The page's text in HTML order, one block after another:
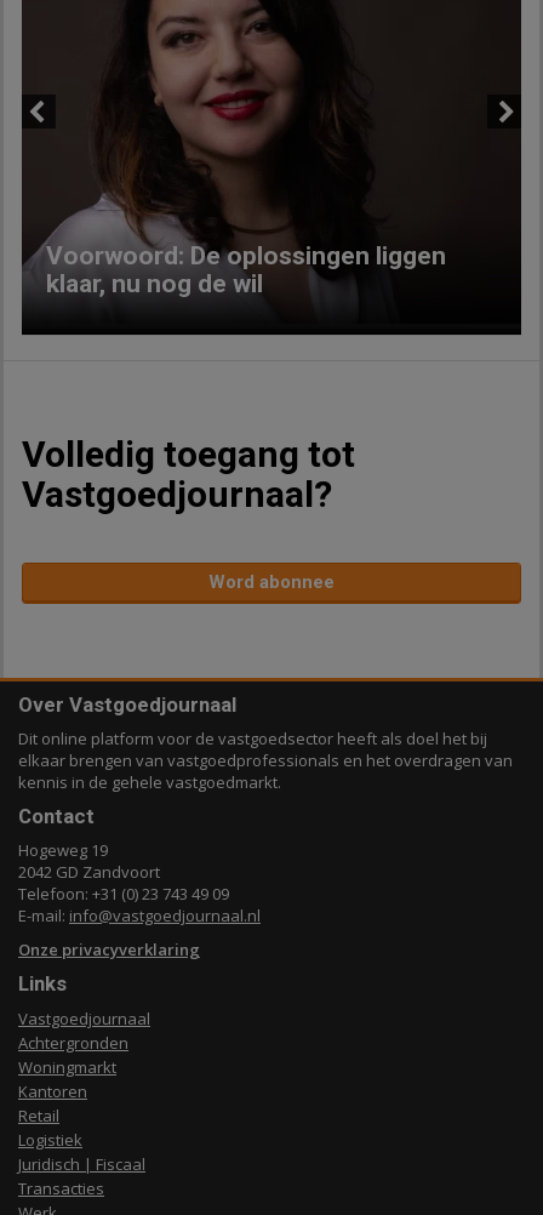
Voorwoord: De oplossingen liggen
klaar, nu nog de wil
Volledig toegang tot
Vastgoedjournaal?
Word abonnee
Over Vastgoedjournaal
Dit online platform voor de vastgoedsector heeft als doel het bij
elkaar brengen van vastgoedprofessionals en het overdragen van
kennis in de gehele vastgoedmarkt.
Contact
Hogeweg 19
2042 GD Zandvoort
Telefoon: +31 (0) 23 743 49 09
E-mail: info@vastgoedjournaal.nl
Onze privacyverklaring
Links
Vastgoedjournaal
Achtergronden
Woningmarkt
Kantoren
Retail
Logistiek
Juridisch | Fiscaal
Transacties